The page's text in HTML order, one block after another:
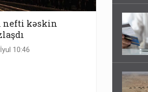
nefti kəskin
10:46